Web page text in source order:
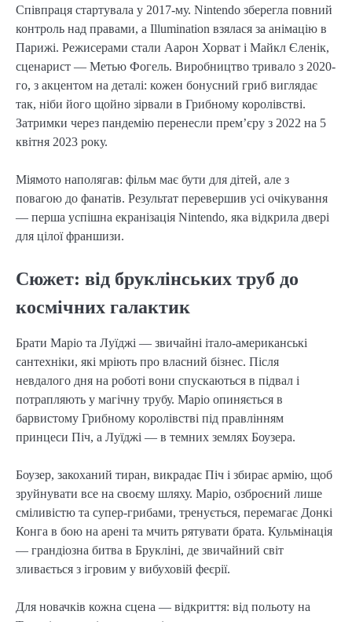
Співпраця стартувала у 2017-му. Nintendo зберегла повний
контроль над правами, а Illumination взялася за анімацію в
Парижі. Режисерами стали Аарон Хорват і Майкл Єленік,
сценарист — Метью Фогель. Виробництво тривало з 2020-
го, з акцентом на деталі: кожен бонусний гриб виглядає
так, ніби його щойно зірвали в Грибному королівстві.
Затримки через пандемію перенесли прем’єру з 2022 на 5
квітня 2023 року.
Міямото наполягав: фільм має бути для дітей, але з
повагою до фанатів. Результат перевершив усі очікування
— перша успішна екранізація Nintendo, яка відкрила двері
для цілої франшизи.
Сюжет: від бруклінських труб до
космічних галактик
Брати Маріо та Луїджі — звичайні італо-американські
сантехніки, які мріють про власний бізнес. Після
невдалого дня на роботі вони спускаються в підвал і
потрапляють у магічну трубу. Маріо опиняється в
барвистому Грибному королівстві під правлінням
принцеси Піч, а Луїджі — в темних землях Боузера.
Боузер, закоханий тиран, викрадає Піч і збирає армію, щоб
зруйнувати все на своєму шляху. Маріо, озброєний лише
сміливістю та супер-грибами, тренується, перемагає Донкі
Конга в бою на арені та мчить рятувати брата. Кульмінація
— грандіозна битва в Брукліні, де звичайний світ
зливається з ігровим у вибуховій феєрії.
Для новачків кожна сцена — відкриття: від польоту на